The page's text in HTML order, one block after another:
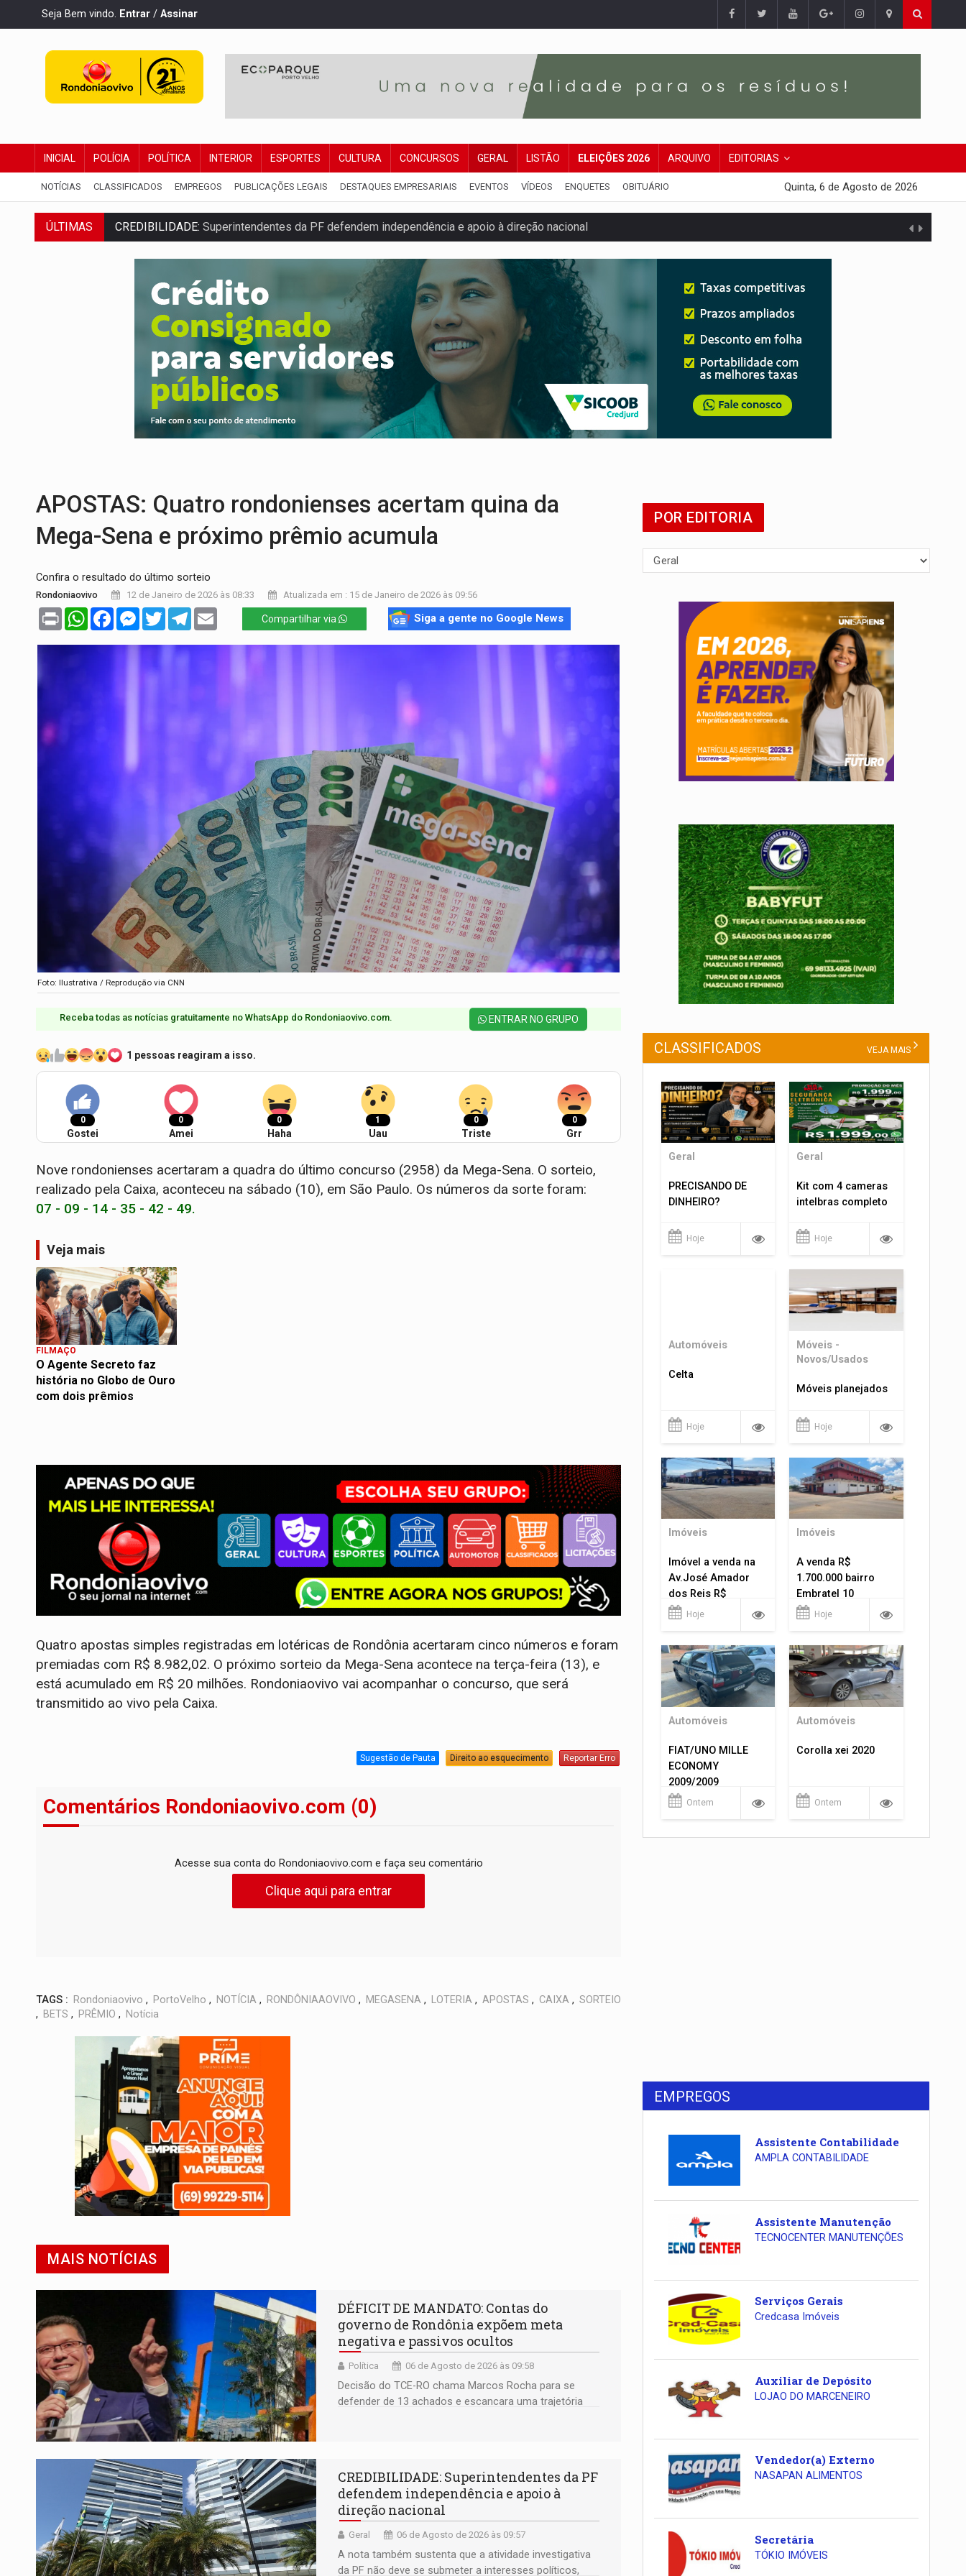
Seja Bem vindo. Entrar / Assinar
INICIAL POLÍCIA POLÍTICA INTERIOR ESPORTES CULTURA CONCURSOS GERAL LISTÃO ELEIÇÕES 2026 ARQUIVO EDITORIAS
NOTÍCIAS CLASSIFICADOS EMPREGOS PUBLICAÇÕES LEGAIS DESTAQUES EMPRESARIAIS EVENTOS VÍDEOS ENQUETES OBITUÁRIO Quinta, 6 de Agosto de 2026
ÚLTIMAS ALIANÇA PODEROSA:Chapa vitaminada pode alcançar larga e boa vantagem para deputados
SÃO PAULO:PM abre concurso público com 2.000 vagas para aluno-soldado
CINEAMAZÔNIA:Filmes rondonienses provocam debate sobre temas urgentes entre estudantes
Publicação Legal: AVISO DE LICITAÇÃO: PREGÃO ELETRÔNICO Nº 90136/2026/SUPEL/RO
RUA DAS PENHAS: MPRO promove intervenção artística pelos direitos das mulheres
PEDIDO DE PROVIDÊNCIA:Erosão ameaça acesso a bairros às margens do rio Madeira em PVH
ELEIÇÕES 2026:Policial candidato a deputado federal do PL declara patrimônio de R$ 29,4 mi
Publicação Legal:AVISO DE LICITAÇÃO: PREGÃO ELETRÔNICO N.° 90595/2025/SUPEL/RO
APOSTAS: Quatro rondonienses acertam quina da
Mega-Sena e próximo prêmio acumula
Confira o resultado do último sorteio
Rondoniaovivo 12 de Janeiro de 2026 às 08:33 Atualizada em : 15 de Janeiro de 2026 às 09:56
Print WhatsAppFacebookMessenger
TwitterTelegram Compartilhar via Siga a gente no Google News
Foto: Ilustrativa / Reprodução via CNN
Receba todas as notícias gratuitamente no WhatsApp do Rondoniaovivo.com.​ ENTRAR NO GRUPO
1 pessoas reagiram a isso.
0
Gostei
0
Amei
0
Haha
1
Uau
0
Triste
0
Grr
Nove rondonienses acertaram a quadra do último concurso (2958) da Mega-Sena. O sorteio,
realizado pela Caixa, aconteceu na sábado (10), em São Paulo. Os números da sorte foram:
07 - 09 - 14 - 35 - 42 - 49.
Veja mais
FILMAÇO
O Agente Secreto faz
história no Globo de Ouro
com dois prêmios
Quatro apostas simples registradas em lotéricas de Rondônia acertaram cinco números e foram
premiadas com R$ 8.982,02. O próximo sorteio da Mega-Sena acontece na terça-feira (13), e
está acumulado em R$ 20 milhões. Rondoniaovivo vai acompanhar o concurso, que será
transmitido ao vivo pela Caixa.
Sugestão de Pauta Direito ao esquecimento Reportar Erro
Comentários Rondoniaovivo.com (0)
Acesse sua conta do Rondoniaovivo.com e faça seu comentário
Clique aqui para entrar
TAGS : Rondoniaovivo , PortoVelho , NOTÍCIA , RONDÔNIAAOVIVO , MEGASENA , LOTERIA , APOSTAS , CAIXA , SORTEIO
, BETS , PRÊMIO , Notícia
MAIS NOTÍCIAS
DÉFICIT DE MANDATO: Contas do
governo de Rondônia expõem meta
negativa e passivos ocultos
Política 06 de Agosto de 2026 às 09:58
Decisão do TCE-RO chama Marcos Rocha para se
defender de 13 achados e escancara uma trajetória
CREDIBILIDADE: Superintendentes da PF
defendem independência e apoio à
direção nacional
Geral 06 de Agosto de 2026 às 09:57
A nota também sustenta que a atividade investigativa
da PF não deve se submeter a interesses políticos,
POR EDITORIA
CLASSIFICADOS VEJA MAIS
Geral
PRECISANDO DE
DINHEIRO?
Hoje
Geral
Kit com 4 cameras
intelbras completo
Hoje
Automóveis
Celta
Hoje
Móveis -
Novos/Usados
Móveis planejados
Hoje
Imóveis
Imóvel a venda na
Av.José Amador
dos Reis R$
1.400.000
Hoje
Imóveis
A venda R$
1.700.000 bairro
Embratel 10
apartamentos!
Hoje
Automóveis
FIAT/UNO MILLE
ECONOMY
2009/2009
Ontem
Automóveis
Corolla xei 2020
Ontem
EMPREGOS
Assistente Contabilidade
AMPLA CONTABILIDADE
Assistente Manutenção
TECNOCENTER MANUTENÇÕES
Serviços Gerais
Credcasa Imóveis
Auxiliar de Depósito
LOJAO DO MARCENEIRO
Vendedor(a) Externo
NASAPAN ALIMENTOS
Secretária
TÓKIO IMÓVEIS